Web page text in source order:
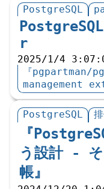
PostgreSQL
r
2025/1/4
『
management
PostgreSQL
『
う設計 - そ
帳』